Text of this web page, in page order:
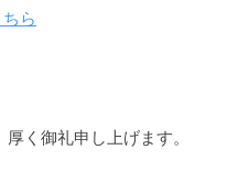
ちら
く御礼申し上げます。